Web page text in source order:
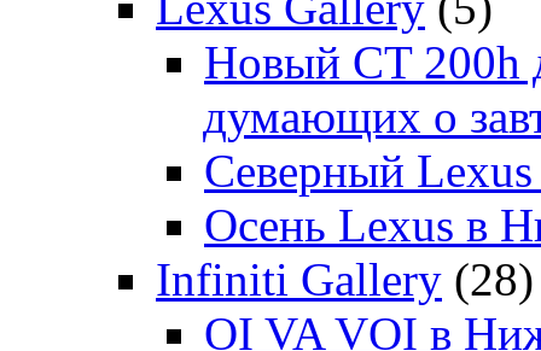
Новый CT 200h
думающих о
Северный Lexus
Осень Lexus в
Infiniti Gallery (28)
OI VA VOI в